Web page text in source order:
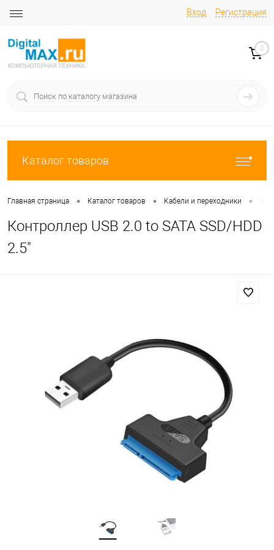
Вход Регистрация
0
Каталог товаров
Главная страница • Каталог товаров • Кабели и переходники •
Контроллер USB 2.0 to SATA SSD/HDD
2.5"